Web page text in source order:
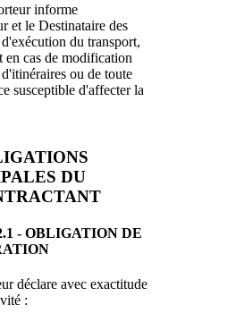
informe
et le Destinataire des
du transport,
en cas de modification
ou de toute
susceptible d'affecter la
DU
- OBLIGATION DE
déclare avec exactitude
: